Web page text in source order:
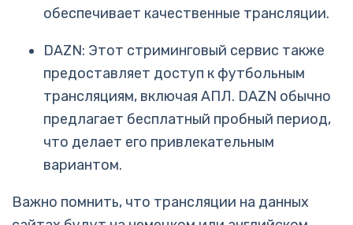
обеспечивает качественные трансляции.
DAZN: Этот стриминговый сервис также
предоставляет доступ к футбольным
трансляциям, включая АПЛ. DAZN обычно
предлагает бесплатный пробный период,
что делает его привлекательным
вариантом.
Важно помнить, что трансляции на данных